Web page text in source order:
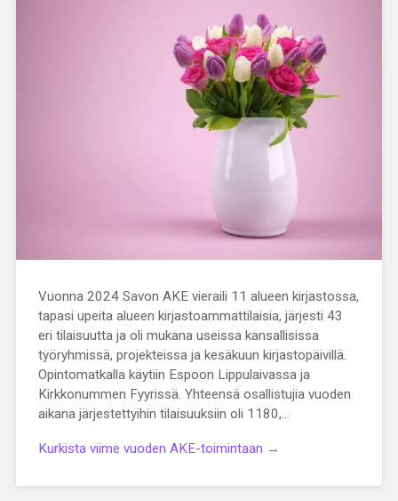
Vuonna 2024 Savon AKE vieraili 11 alueen kirjastossa,
tapasi upeita alueen kirjastoammattilaisia, järjesti 43
eri tilaisuutta ja oli mukana useissa kansallisissa
työryhmissä, projekteissa ja kesäkuun kirjastopäivillä.
Opintomatkalla käytiin Espoon Lippulaivassa ja
Kirkkonummen Fyyrissä. Yhteensä osallistujia vuoden
aikana järjestettyihin tilaisuuksiin oli 1180,…
Kurkista viime vuoden AKE-toimintaan →